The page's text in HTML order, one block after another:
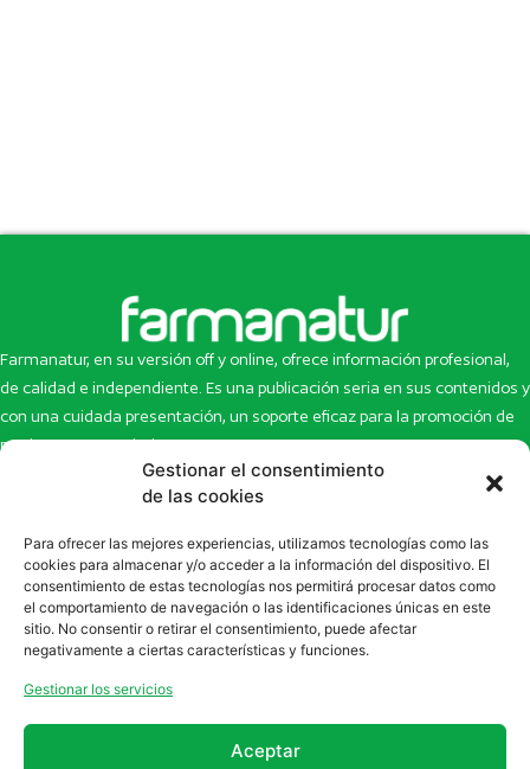
Gestionar el consentimiento
de las cookies
Para ofrecer las mejores experiencias, utilizamos tecnologías como las
cookies para almacenar y/o acceder a la información del dispositivo. El
consentimiento de estas tecnologías nos permitirá procesar datos como
el comportamiento de navegación o las identificaciones únicas en este
sitio. No consentir o retirar el consentimiento, puede afectar
negativamente a ciertas características y funciones.
Gestionar los servicios
Aceptar
Farmanatur, en su versión off y online, ofrece información profesional,
de calidad e independiente. Es una publicación seria en sus contenidos y
con una cuidada presentación, un soporte eficaz para la promoción de
productos y novedades.
Inicio
Newsletter
Eco Multimedia
Contacto
Artículos
Escaparate
Enlaces de interés
SUSCRÍBETE A NUESTRO NEWSLETTER
la sección deNewsletter